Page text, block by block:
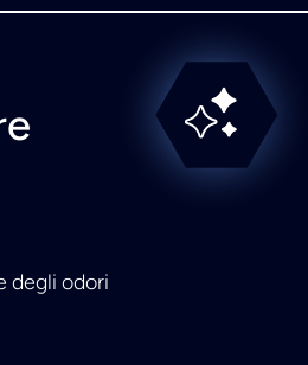
degli odori